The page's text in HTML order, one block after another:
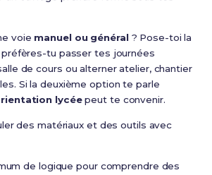
voie manuel ou général? Pose-toi la
tu passer tes journées
de cours ou alterner atelier, chantier
Si la deuxième option te parle
lycéepeut te convenir.
des matériaux et des outils avec
de logique pour comprendre des